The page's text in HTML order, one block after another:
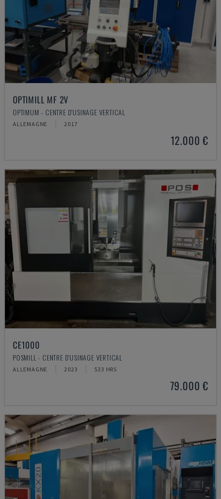
OPTIMILL MF 2V
OPTIMUM - CENTRE D'USINAGE VERTICAL
ALLEMAGNE 2017
12.000 €
CE1000
POSMILL - CENTRE D'USINAGE VERTICAL
ALLEMAGNE 2023 533 HRS
79.000 €